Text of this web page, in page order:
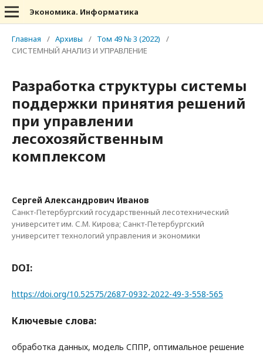
Экономика. Информатика
Главная / Архивы / Том 49 № 3 (2022)
/
СИСТЕМНЫЙ АНАЛИЗ И УПРАВЛЕНИЕ
Разработка структуры системы
поддержки принятия решений
при управлении
лесохозяйственным
комплексом
Сергей Александрович Иванов
Санкт-Петербургский государственный лесотехнический
университет им. С.М. Кирова; Санкт-Петербургский
университет технологий управления и экономики
DOI:
https://doi.org/10.52575/2687-0932-2022-49-3-558-565
Ключевые слова:
обработка данных, модель СППР, оптимальное решение